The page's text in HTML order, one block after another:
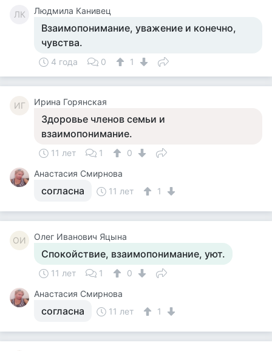
ЛК Людмила Канивец
Взаимопонимание, уважение и конечно,
чувства.
4 года 0 1
ИГ Ирина Горянская
Здоровье членов семьи и
взаимопонимание.
11 лет 1
0
Анастасия Смирнова
согласна 11 лет 1
ОИ Олег Иванович Яцына
Спокойствие, взаимопонимание, уют.
11 лет 1
0
Анастасия Смирнова
согласна 11 лет 1